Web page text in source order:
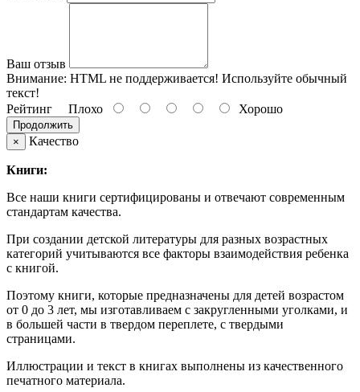
Ваш отзыв
Внимание: HTML не поддерживается! Используйте обычный
текст!
Рейтинг Плохо Хорошо
Продолжить
×
Качество
Книги:
Все наши книги сертифицированы и отвечают современным
стандартам качества.
При создании детской литературы для разных возрастных
категорий учитываются все факторы взаимодействия ребенка
с книгой.
Поэтому книги, которые предназначены для детей возрастом
от 0 до 3 лет, мы изготавливаем с закругленными уголками, и
в большей части в твердом переплете, с твердыми
страницами.
Иллюстрации и текст в книгах выполнены из качественного
печатного материала.